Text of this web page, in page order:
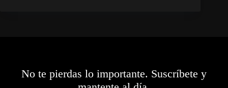
No te pierdas lo importante. Suscríbete y